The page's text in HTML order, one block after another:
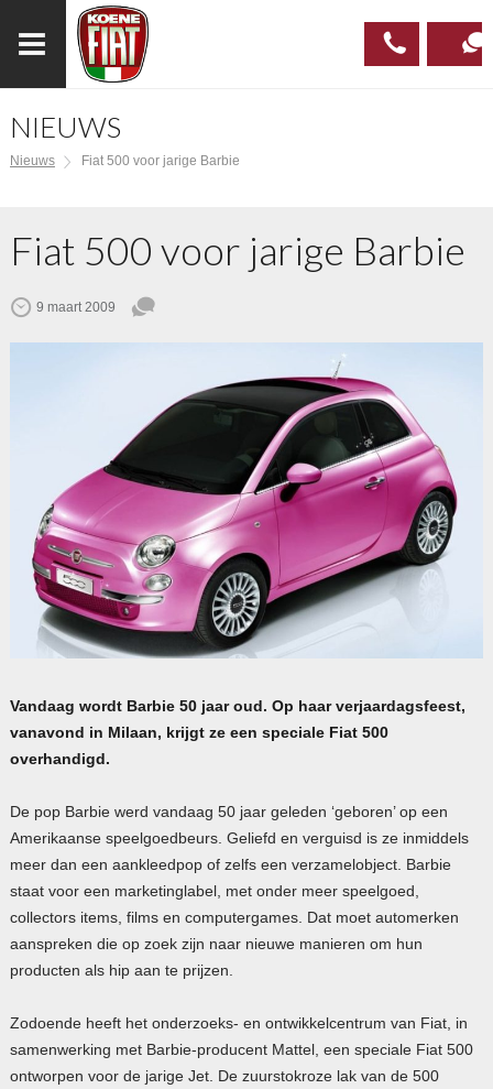
NIEUWS
Nieuws Fiat 500 voor jarige Barbie
Fiat 500 voor jarige Barbie
9 maart 2009
Vandaag wordt Barbie 50 jaar oud. Op haar verjaardagsfeest,
vanavond in Milaan, krijgt ze een speciale Fiat 500
overhandigd.
De pop Barbie werd vandaag 50 jaar geleden ‘geboren’ op een
Amerikaanse speelgoedbeurs. Geliefd en verguisd is ze inmiddels
meer dan een aankleedpop of zelfs een verzamelobject. Barbie
staat voor een marketinglabel, met onder meer speelgoed,
collectors items, films en computergames. Dat moet automerken
aanspreken die op zoek zijn naar nieuwe manieren om hun
producten als hip aan te prijzen.
Zodoende heeft het onderzoeks- en ontwikkelcentrum van Fiat, in
samenwerking met Barbie-producent Mattel, een speciale Fiat 500
ontworpen voor de jarige Jet. De zuurstokroze lak van de 500